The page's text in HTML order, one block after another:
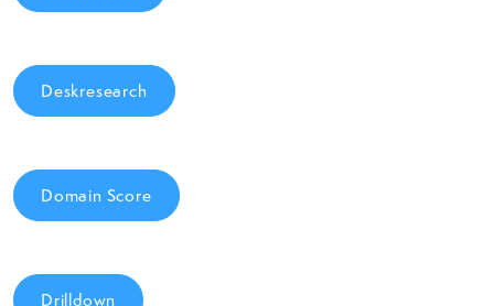
Deskresearch
Domain Score
Drilldown